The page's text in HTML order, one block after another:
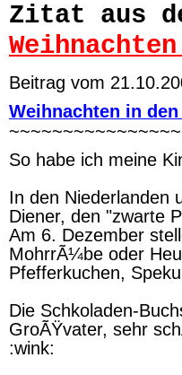
Zitat aus
Beitrag vom
Weihnachten in
So habe ich meine
In den Niederlanden
Diener, den "zwarte
Am 6. Dezember
MohrrÃ¼be oder
Pfefferkuchen,
Die Schkoladen-
GroÃŸvater, sehr
:wink: